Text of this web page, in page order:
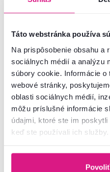
Táto webstránka používa
Na prispôsobenie obsahu a
sociálnych médií a analýzu
súbory cookie. Informácie
webové stránky,
oblasti sociálnych médií,
môžu príslušné informácie
údajmi, ktoré ste im
keď ste používali ich služby.
4,8 85
Sedacia súprava, terakota látka
Majestic, SEGORIA LUX
1 389 €